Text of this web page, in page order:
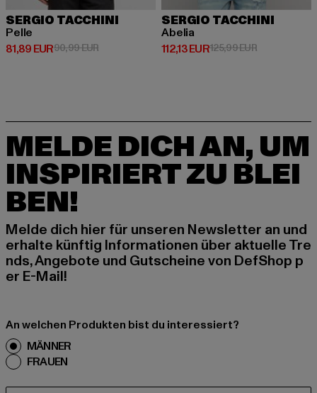
SERGIO TACCHINI
Pelle
81,89 EUR
Derzeitiger Preis: 81,89 EUR
90,99 EURAktionspreis: 90,99 EUR
SERGIO TACCHINI
Abelia
112,13 EUR
Derzeitiger Preis: 112,13 EUR
125,99 EURAktionspreis:
MELDE DICH AN, UM
INSPIRIERT ZU BLEI
BEN!
Melde dich hier für unseren Newsletter an und
erhalte künftig Informationen über aktuelle Tre
nds, Angebote und Gutscheine von DefShop p
er E-Mail!
An welchen Produkten bist du interessiert?
MÄNNER
FRAUEN